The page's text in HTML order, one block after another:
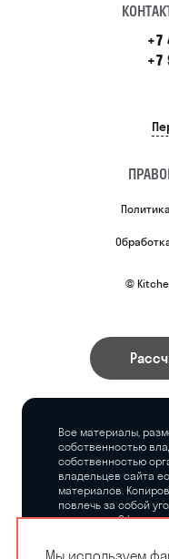
+7
+7
©
Все материалы,
собственностью
собственностью
владельцев сайта
материалов.
повлечь за собой
на кнопку
владельцев сайта